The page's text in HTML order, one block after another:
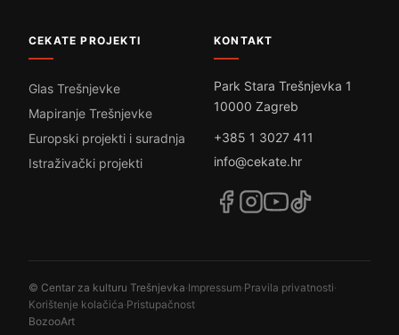
CEKATE PROJEKTI
Glas Trešnjevke
Mapiranje Trešnjevke
Europski projekti i suradnja
Istraživački projekti
KONTAKT
Park Stara Trešnjevka 1
10000 Zagreb
+385 1 3027 411
info@cekate.hr
© Centar za kulturu Trešnjevka·Impressum·Pravila privatnosti·
Korištenje kolačića·Pristupačnost
BozooArt